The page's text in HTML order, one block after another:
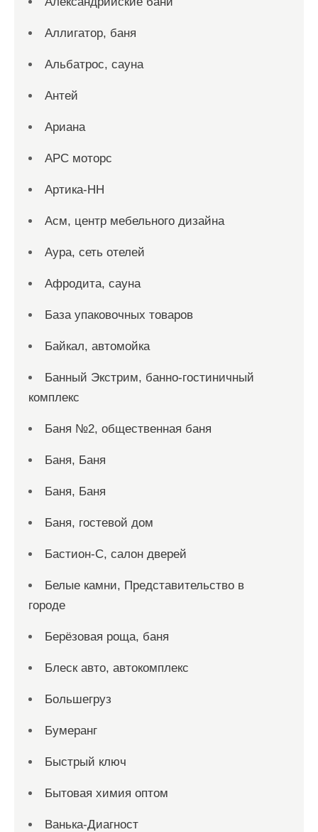
Аллигатор, баня
Альбатрос, сауна
Антей
Ариана
АРС моторс
Артика-НН
Асм, центр мебельного дизайна
Аура, сеть отелей
Афродита, сауна
База упаковочных товаров
Байкал, автомойка
Банный Экстрим, банно-гостиничный
комплекс
Баня №2, общественная баня
Баня, Баня
Баня, Баня
Баня, гостевой дом
Бастион-С, салон дверей
Белые камни, Представительство в
городе
Берёзовая роща, баня
Блеск авто, автокомплекс
Большегруз
Бумеранг
Быстрый ключ
Бытовая химия оптом
Ванька-Диагност